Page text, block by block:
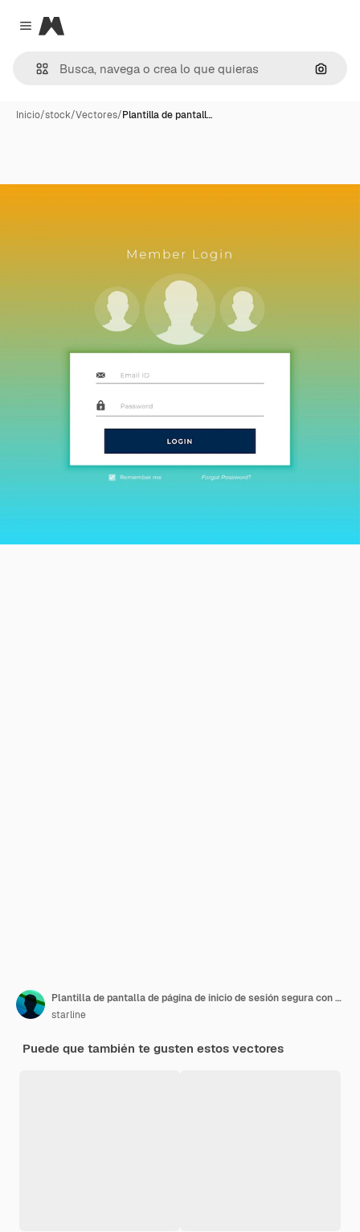
Close menu
Magnific
Inicio/stock/Vectores/Plantilla de pantall…
Plantilla de pantalla de página de inicio de sesión segura con diseño de nombre de usuario y contraseña
starline
Puede que también te gusten estos vectores